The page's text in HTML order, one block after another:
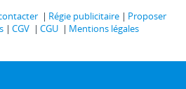
Régie publicitaire
Proposer
CGV CGU
Mentions légales